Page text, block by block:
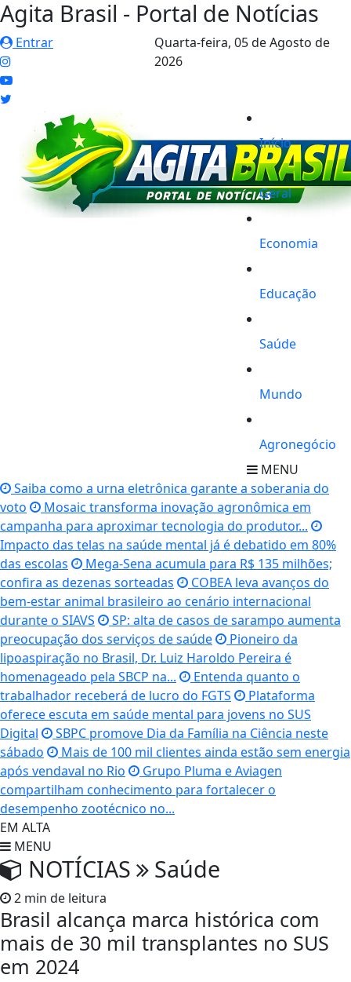
Agita Brasil - Portal de Notícias
Entrar Quarta-feira, 05 de Agosto de
2026
Início
Geral
Economia
Educação
Saúde
Mundo
Agronegócio
MENU
Saiba como a urna eletrônica garante a soberania do
voto
Mosaic transforma inovação agronômica em
campanha para aproximar tecnologia do produtor...
Impacto das telas na saúde mental já é debatido em 80%
das escolas
Mega-Sena acumula para R$ 135 milhões;
confira as dezenas sorteadas
COBEA leva avanços do
bem-estar animal brasileiro ao cenário internacional
durante o SIAVS
SP: alta de casos de sarampo aumenta
preocupação dos serviços de saúde
Pioneiro da
lipoaspiração no Brasil, Dr. Luiz Haroldo Pereira é
homenageado pela SBCP na...
Entenda quanto o
trabalhador receberá de lucro do FGTS
Plataforma
oferece escuta em saúde mental para jovens no SUS
Digital
SBPC promove Dia da Família na Ciência neste
sábado
Mais de 100 mil clientes ainda estão sem energia
após vendaval no Rio
Grupo Pluma e Aviagen
compartilham conhecimento para fortalecer o
desempenho zootécnico no...
EM ALTA
MENU
NOTÍCIAS Saúde
2 min de leitura
Brasil alcança marca histórica com
mais de 30 mil transplantes no SUS
em 2024